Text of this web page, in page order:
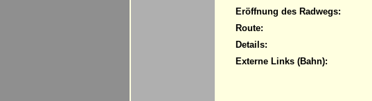
Eröffnung des Radwegs:
Route:
Details:
Externe Links (Bahn):